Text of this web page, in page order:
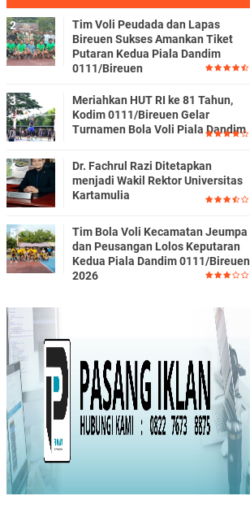
Tim Voli Peudada dan Lapas
Bireuen Sukses Amankan Tiket
Putaran Kedua Piala Dandim
0111/Bireuen
Meriahkan HUT RI ke 81 Tahun,
Kodim 0111/Bireuen Gelar
Turnamen Bola Voli Piala Dandim
Dr. Fachrul Razi Ditetapkan
menjadi Wakil Rektor Universitas
Kartamulia
Tim Bola Voli Kecamatan Jeumpa
dan Peusangan Lolos Keputaran
Kedua Piala Dandim 0111/Bireuen
2026